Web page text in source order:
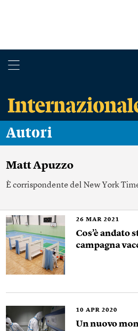
Autori
Matt Apuzzo
È corrispondente del New York
26 MAR 2021
Cos’è andato
campagna
10 APR 2020
Un nuovo